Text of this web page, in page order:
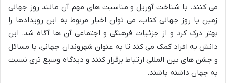
می کنند. با شناخت آوریل و مناسبت های مهم آن مانند روز جهانی
زمین یا روز جهانی کتاب، می توان اخبار مربوط به این رویدادها را
بهتر درک کرد و از جزئیات فرهنگی و اجتماعی آن ها آگاه شد. این
دانش به افراد کمک می کند تا به عنوان شهروندان جهانی، با مسائل
و جشن های بین المللی ارتباط برقرار کنند و دیدگاه وسیع تری نسبت
به جهان داشته باشند.